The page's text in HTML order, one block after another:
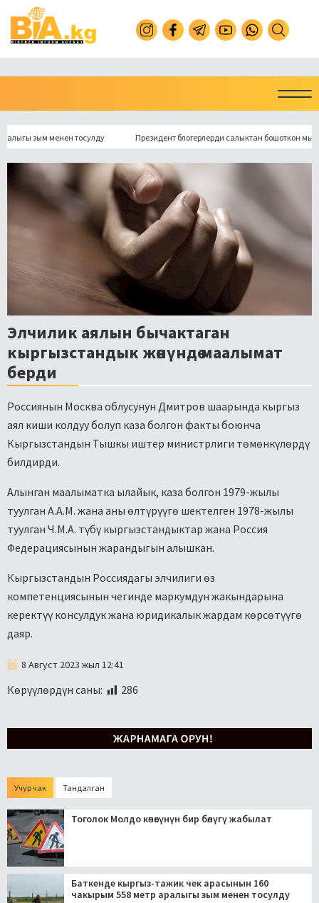
зым менен тосулду Президент блогерлерди салыктан бошоткон мыйзамга
Элчилик аялын бычактаган
кыргызстандык жөнүндө маалымат
берди
Россиянын Москва облусунун Дмитров шаарында кыргыз
аял киши колдуу болуп каза болгон факты боюнча
Кыргызстандын Тышкы иштер министрлиги төмөнкүлөрдү
билдирди.
Алынган маалыматка ылайык, каза болгон 1979-жылы
туулган А.А.М. жана аны өлтүрүүгө шектелген 1978-жылы
туулган Ч.М.А. түбү кыргызстандыктар жана Россия
Федерациясынын жарандыгын алышкан.
Кыргызстандын Россиядагы элчилиги өз
компетенциясынын чегинде маркумдун жакындарына
керектүү консулдук жана юридикалык жардам көрсөтүүгө
даяр.
8 Август 2023 жыл 12:41
Көрүүлөрдүн саны: 286
Учур чак Тандалган
Тоголок Молдо көчөсүнүн бир бөлүгү жабылат
Баткенде кыргыз-тажик чек арасынын 160
чакырым 558 метр аралыгы зым менен тосулду